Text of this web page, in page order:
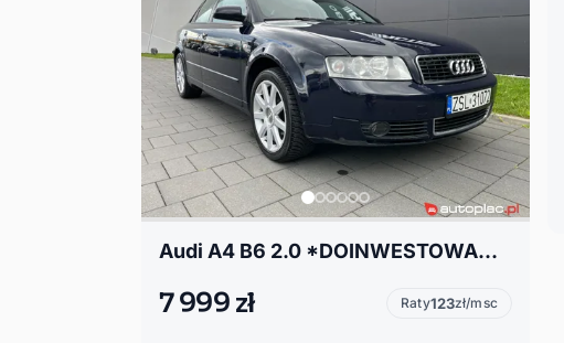
Audi A4 B6 2.0 *DOINWESTOWANY*Multitronic PO REMONCIE*10 lat w rodzinie*
7 999 zł Raty123zł/msc